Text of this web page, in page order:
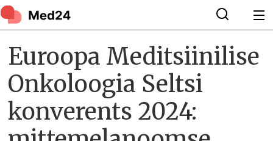
Euroopa Meditsiinilise
Onkoloogia Seltsi
konverents 2024: